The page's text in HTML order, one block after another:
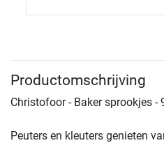
Productomschrijving
Christofoor - Baker sprookjes -
Peuters en kleuters genieten